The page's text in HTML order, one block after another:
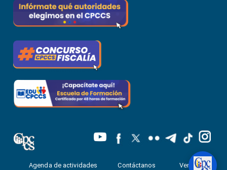
Agenda de actividades Contáctanos Ventanilla